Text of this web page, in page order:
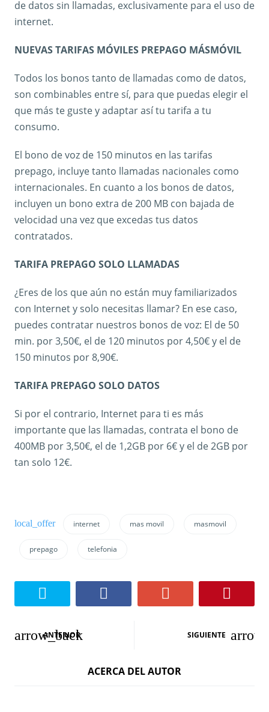
de datos sin llamadas, exclusivamente para el uso de
internet.
NUEVAS TARIFAS MÓVILES PREPAGO MÁSMÓVIL
Todos los bonos tanto de llamadas como de datos,
son combinables entre sí, para que puedas elegir el
que más te guste y adaptar así tu tarifa a tu
consumo.
El bono de voz de 150 minutos en las tarifas
prepago, incluye tanto llamadas nacionales como
internacionales. En cuanto a los bonos de datos,
incluyen un bono extra de 200 MB con bajada de
velocidad una vez que excedas tus datos
contratados.
TARIFA PREPAGO SOLO LLAMADAS
¿Eres de los que aún no están muy familiarizados
con Internet y solo necesitas llamar? En ese caso,
puedes contratar nuestros bonos de voz: El de 50
min. por 3,50€, el de 120 minutos por 4,50€ y el de
150 minutos por 8,90€.
TARIFA PREPAGO SOLO DATOS
Si por el contrario, Internet para ti es más
importante que las llamadas, contrata el bono de
400MB por 3,50€, el de 1,2GB por 6€ y el de 2GB por
tan solo 12€.
internet mas movil masmovil
prepago telefonia
N
ANTERIOR SIGUIENTE
ACERCA DEL AUTOR